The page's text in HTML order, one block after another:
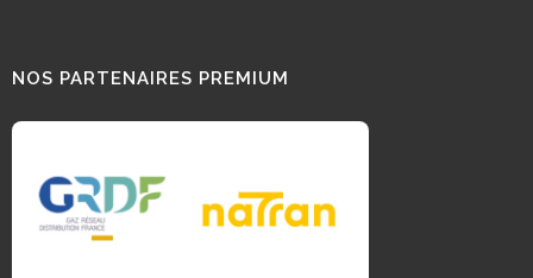
NOS PARTENAIRES PREMIUM